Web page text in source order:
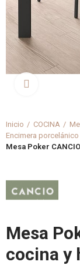
Inicio COCINA
Encimera porcelánico
Mesa Poker
Mesa
cocina y